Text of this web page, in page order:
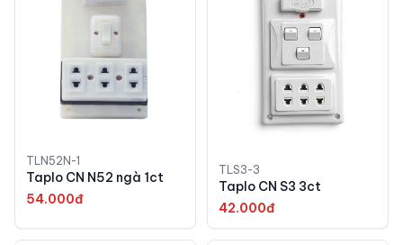
TLN52N-1
Taplo CN N52 ngà 1ct
54.000đ
TLS3-3
Taplo CN S3 3ct
42.000đ